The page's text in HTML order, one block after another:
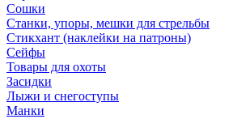
Сошки
Станки, упоры, мешки для стрельбы
Стикхант (наклейки на патроны)
Сейфы
Товары для охоты
Засидки
Лыжи и снегоступы
Манки